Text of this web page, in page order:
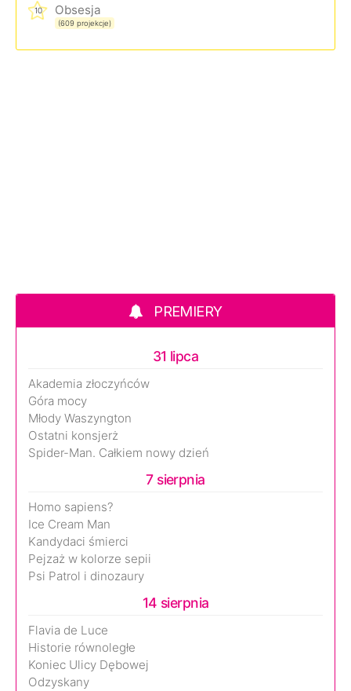
10 Obsesja
(609 projekcje)
PREMIERY
31 lipca
Akademia złoczyńców
Góra mocy
Młody Waszyngton
Ostatni konsjerż
Spider-Man. Całkiem nowy dzień
7 sierpnia
Homo sapiens?
Ice Cream Man
Kandydaci śmierci
Pejzaż w kolorze sepii
Psi Patrol i dinozaury
14 sierpnia
Flavia de Luce
Historie równoległe
Koniec Ulicy Dębowej
Odzyskany